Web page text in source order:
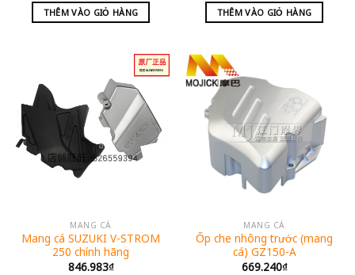
THÊM VÀO GIỎ HÀNG THÊM VÀO GIỎ HÀNG
MANG CÁ
Mang cá SUZUKI V-STROM
250 chính hãng
846.983₫
MANG CÁ
Ốp che nhông trước (mang
cá) GZ150-A
669.240₫